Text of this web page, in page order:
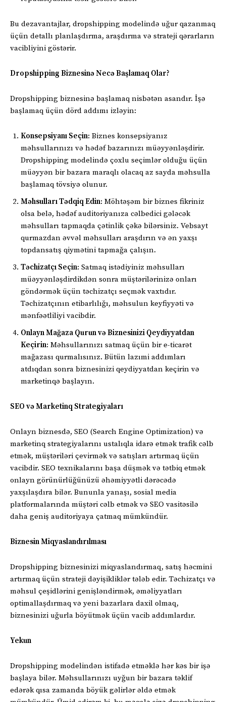
Bu dezavantajlar, dropshipping modelində uğur qazanmaq
üçün detallı planlaşdırma, araşdırma və strateji qərarların
vacibliyini göstərir.
Dropshipping Biznesinə Necə Başlamaq Olar?
Dropshipping biznesinə başlamaq nisbətən asandır. İşə
başlamaq üçün dörd addımı izləyin:
Konsepsiyanı Seçin: Biznes konsepsiyanız
məhsullarınızı və hədəf bazarınızı müəyyənləşdirir.
Dropshipping modelində çoxlu seçimlər olduğu üçün
müəyyən bir bazara maraqlı olacaq az sayda məhsulla
başlamaq tövsiyə olunur.
Məhsulları Tədqiq Edin: Möhtəşəm bir biznes fikriniz
olsa belə, hədəf auditoriyanıza cəlbedici gələcək
məhsulları tapmaqda çətinlik çəkə bilərsiniz. Vebsayt
qurmazdan əvvəl məhsulları araşdırın və ən yaxşı
topdansatış qiymətini tapmağa çalışın.
Təchizatçı Seçin: Satmaq istədiyiniz məhsulları
müəyyənləşdirdikdən sonra müştərilərinizə onları
göndərmək üçün təchizatçı seçmək vaxtıdır.
Təchizatçının etibarlılığı, məhsulun keyfiyyəti və
mənfəətliliyi vacibdir.
Onlayn Mağaza Qurun və Biznesinizi Qeydiyyatdan
Keçirin: Məhsullarınızı satmaq üçün bir e-ticarət
mağazası qurmalısınız. Bütün lazımi addımları
atdıqdan sonra biznesinizi qeydiyyatdan keçirin və
marketinqə başlayın.
SEO və Marketinq Strategiyaları
Onlayn biznesdə, SEO (Search Engine Optimization) və
marketinq strategiyalarını ustalıqla idarə etmək trafik cəlb
etmək, müştəriləri çevirmək və satışları artırmaq üçün
vacibdir. SEO texnikalarını başa düşmək və tətbiq etmək
onlayn görünürlüğünüzü əhəmiyyətli dərəcədə
yaxşılaşdıra bilər. Bununla yanaşı, sosial media
platformalarında müştəri cəlb etmək və SEO vasitəsilə
daha geniş auditoriyaya çatmaq mümkündür.
Biznesin Miqyaslandırılması
Dropshipping biznesinizi miqyaslandırmaq, satış həcmini
artırmaq üçün strateji dəyişikliklər tələb edir. Təchizatçı və
məhsul çeşidlərini genişləndirmək, əməliyyatları
optimallaşdırmaq və yeni bazarlara daxil olmaq,
biznesinizi uğurla böyütmək üçün vacib addımlardır.
Yekun
Dropshipping modelindən istifadə etməklə hər kəs bir işə
başlaya bilər. Məhsullarınızı uyğun bir bazara təklif
edərək qısa zamanda böyük gəlirlər əldə etmək